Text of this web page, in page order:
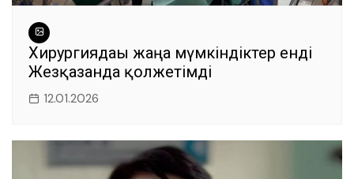
Хирургиядағы жаңа мүмкіндіктер енді
Жезқазғанда қолжетімді
12.01.2026